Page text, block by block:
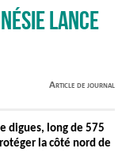
lance
Article de journal
digues, long de 575
la côté nord de